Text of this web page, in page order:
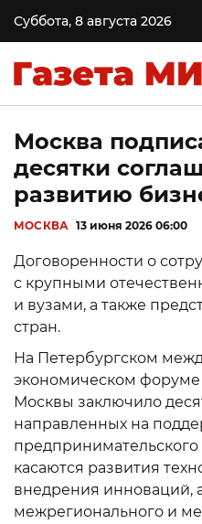
Суббота, 8 августа 2026
Москва
десятки
развитию
МОСКВА 13 июня 2026 06:00
Договоренности о
с крупными
и вузами, а также
стран.
На Петербургском
экономическом
Москвы заключило
направленных на
касаются развития
внедрения инноваций,
межрегионального и